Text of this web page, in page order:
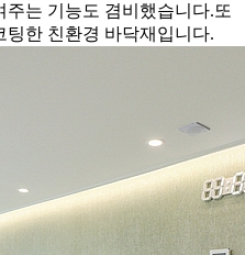
는 기능도 겸비했습니다.또
한 친환경 바닥재입니다.